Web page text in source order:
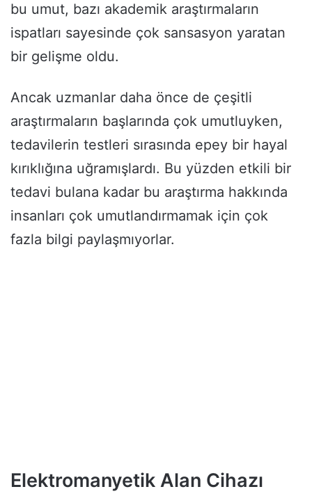
bu umut, bazı akademik araştırmaların
ispatları sayesinde çok sansasyon yaratan
bir gelişme oldu.
Ancak uzmanlar daha önce de çeşitli
araştırmaların başlarında çok umutluyken,
tedavilerin testleri sırasında epey bir hayal
kırıklığına uğramışlardı. Bu yüzden etkili bir
tedavi bulana kadar bu araştırma hakkında
insanları çok umutlandırmamak için çok
fazla bilgi paylaşmıyorlar.
Elektromanyetik Alan Cihazı